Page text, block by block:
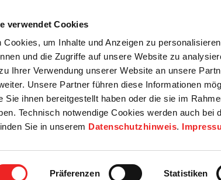
verwendet Cookies
Cookies, um Inhalte und Anzeigen zu
und die Zugriffe auf unsere Website zu
Ihrer Verwendung unserer Website an unsere
Unsere Partner führen diese Informationen
Sie ihnen bereitgestellt haben oder die sie im
Technisch notwendige Cookies werden auch bei
Sie in unserem Datenschutzhinweis.
Präferenzen Statistiken
Startseite
Rats- / Bürgerinfo Wirtschaft / Wohnen Bildung /